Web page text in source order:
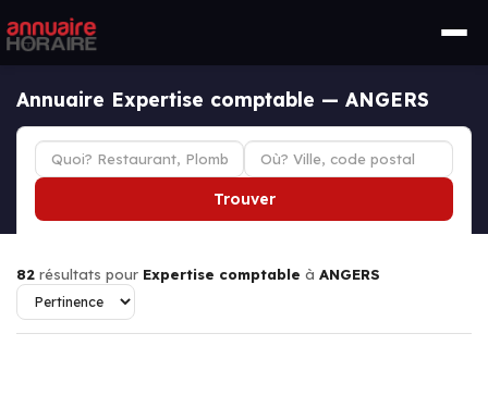
Annuaire Expertise comptable — ANGERS
Trouver
82 résultats pour Expertise comptable à ANGERS